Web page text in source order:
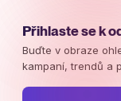
Přihlaste se k
Buďte v obraze
kampaní, trendů a